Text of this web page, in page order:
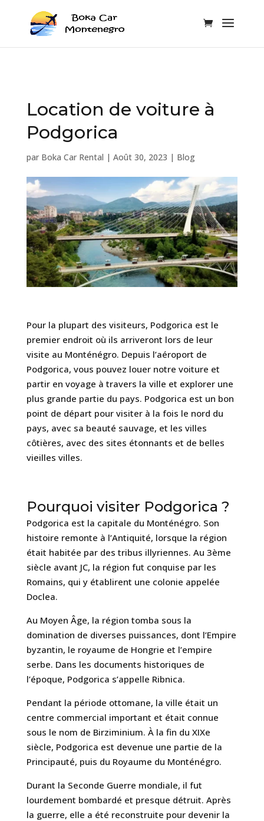
Location de voiture à
Podgorica
par Boka Car Rental | Août 30, 2023 | Blog
Pour la plupart des visiteurs, Podgorica est le
premier endroit où ils arriveront lors de leur
visite au Monténégro. Depuis l’aéroport de
Podgorica, vous pouvez louer notre voiture et
partir en voyage à travers la ville et explorer une
plus grande partie du pays. Podgorica est un bon
point de départ pour visiter à la fois le nord du
pays, avec sa beauté sauvage, et les villes
côtières, avec des sites étonnants et de belles
vieilles villes.
Pourquoi visiter Podgorica ?
Podgorica est la capitale du Monténégro. Son
histoire remonte à l’Antiquité, lorsque la région
était habitée par des tribus illyriennes. Au 3ème
siècle avant JC, la région fut conquise par les
Romains, qui y établirent une colonie appelée
Doclea.
Au Moyen Âge, la région tomba sous la
domination de diverses puissances, dont l’Empire
byzantin, le royaume de Hongrie et l’empire
serbe. Dans les documents historiques de
l’époque, Podgorica s’appelle Ribnica.
Pendant la période ottomane, la ville était un
centre commercial important et était connue
sous le nom de Birziminium. À la fin du XIXe
siècle, Podgorica est devenue une partie de la
Principauté, puis du Royaume du Monténégro.
Durant la Seconde Guerre mondiale, il fut
lourdement bombardé et presque détruit. Après
la guerre, elle a été reconstruite pour devenir la